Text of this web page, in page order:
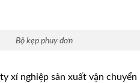
Bộ kẹp phuy đơn
xí nghiệp sản xuất vận chuyển